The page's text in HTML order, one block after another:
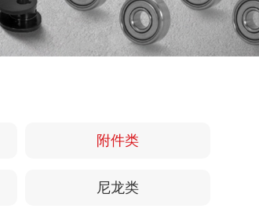
附件类
尼龙类